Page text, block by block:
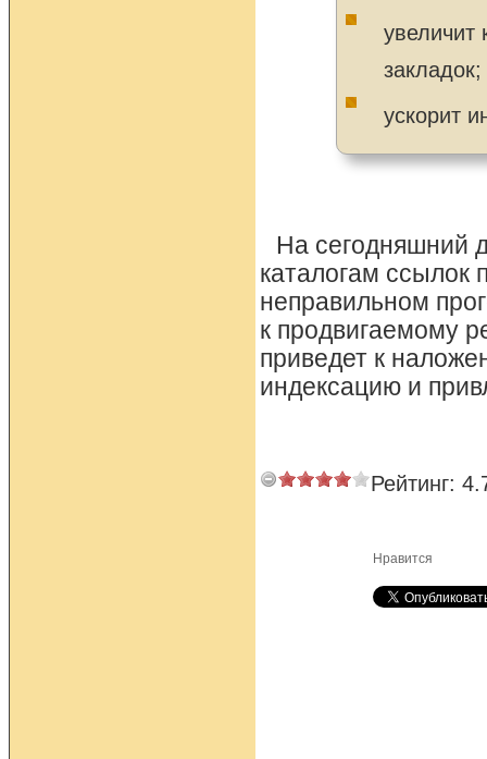
увеличит
закладок;
ускорит
На сегодняшний
каталогам ссылок
неправильном
к продвигаемому
приведет к
индексацию и
Рейтинг:
Нравится